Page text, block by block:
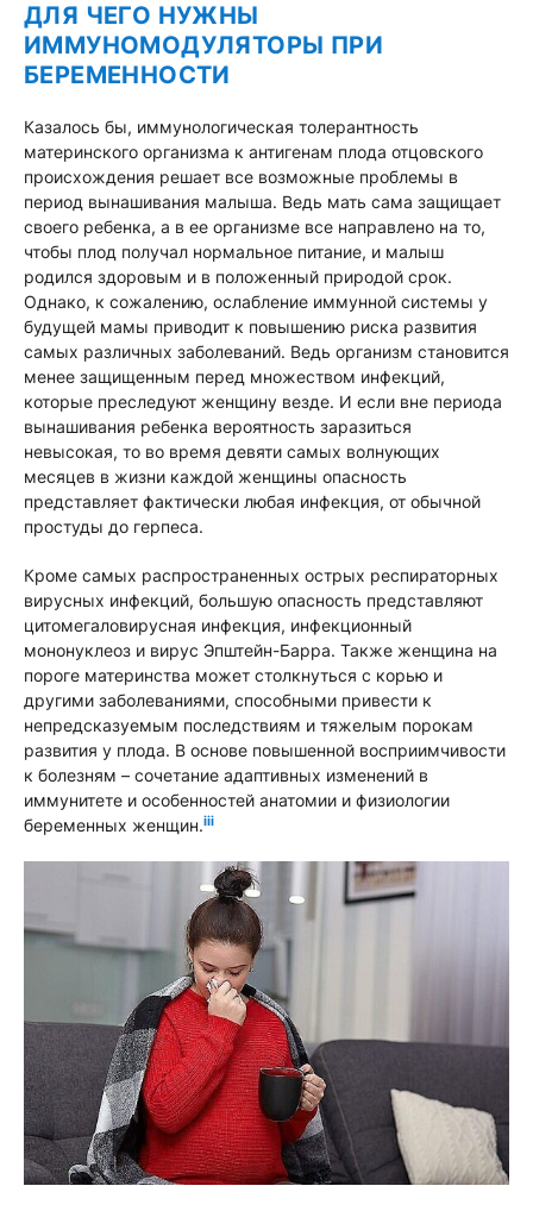
ДЛЯ ЧЕГО НУЖНЫ
ИММУНОМОДУЛЯТОРЫ ПРИ
БЕРЕМЕННОСТИ
Казалось бы, иммунологическая толерантность
материнского организма к антигенам плода отцовского
происхождения решает все возможные проблемы в
период вынашивания малыша. Ведь мать сама защищает
своего ребенка, а в ее организме все направлено на то,
чтобы плод получал нормальное питание, и малыш
родился здоровым и в положенный природой срок.
Однако, к сожалению, ослабление иммунной системы у
будущей мамы приводит к повышению риска развития
самых различных заболеваний. Ведь организм становится
менее защищенным перед множеством инфекций,
которые преследуют женщину везде. И если вне периода
вынашивания ребенка вероятность заразиться
невысокая, то во время девяти самых волнующих
месяцев в жизни каждой женщины опас­ность
представляет фактически любая инфек­ция, от обычной
простуды до герпеса.
Кроме самых распространенных острых респираторных
вирусных инфекций, большую опасность представляют
цитомегаловирусная инфекция, инфекционный
мононуклеоз и вирус Эпштейн-Барра. Также женщина на
пороге материнства может столкнуться с корью и
другими заболеваниями, способными привести к
непредсказуемым последствиям и тяжелым порокам
развития у плода. В основе повышенной восприимчивости
к болезням – сочетание адаптивных изменений в
иммунитете и особенностей анатомии и физиологии
беременных женщин.iii